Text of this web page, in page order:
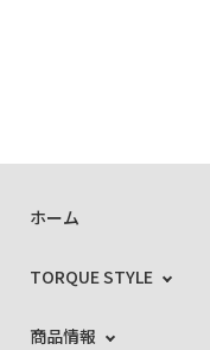
ホーム
TORQUE STYLE
商品情報